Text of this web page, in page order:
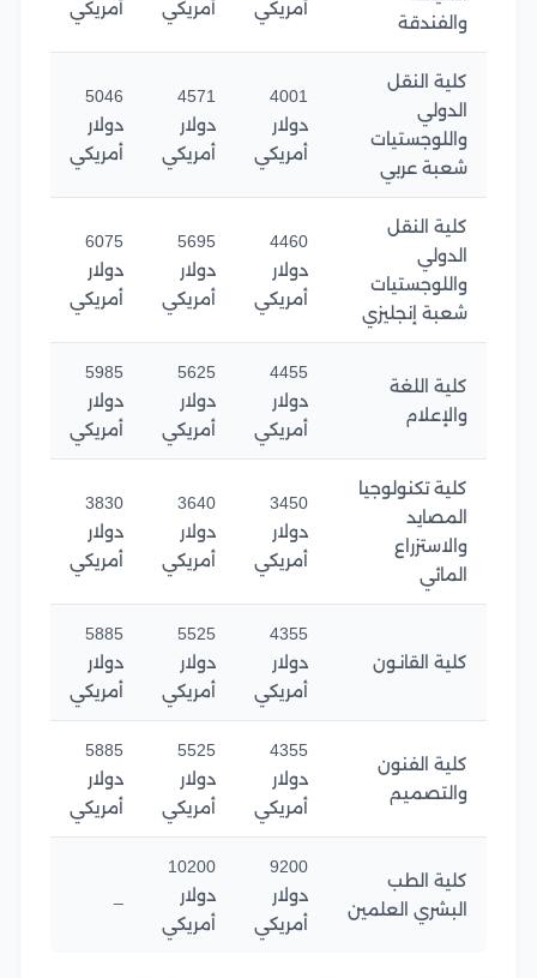
والفندقة
أمريكي
أمريكي
أمريكي
كلية النقل
الدولي
واللوجستيات
شعبة عربي
4001
دولار
أمريكي
4571
دولار
أمريكي
5046
دولار
أمريكي
كلية النقل
الدولي
واللوجستيات
شعبة إنجليزي
4460
دولار
أمريكي
5695
دولار
أمريكي
6075
دولار
أمريكي
كلية اللغة
والإعلام
4455
دولار
أمريكي
5625
دولار
أمريكي
5985
دولار
أمريكي
كلية تكنولوجيا
المصايد
والاستزراع
المائي
3450
دولار
أمريكي
3640
دولار
أمريكي
3830
دولار
أمريكي
كلية القانـون
4355
دولار
أمريكي
5525
دولار
أمريكي
5885
دولار
أمريكي
كلية الفنون
والتصميم
4355
دولار
أمريكي
5525
دولار
أمريكي
5885
دولار
أمريكي
كلية الطب
البشري العلمين
9200
دولار
أمريكي
10200
دولار
أمريكي